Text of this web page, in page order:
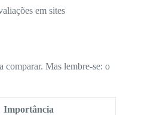
em sites
comparar. Mas lembre-se: o
Importância